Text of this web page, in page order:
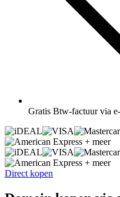
Gratis Btw-factuur via
+ meer
+ meer
Direct kopen